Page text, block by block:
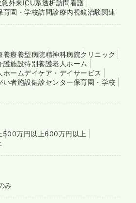
急外来ICU系透析訪問看護
育園・学校訪問診療内視鏡治験関連
養療養型病院精神科病院クリニック
護施設特別養護老人ホーム
ホームデイケア・デイサービス
い者施設健診センター保育園・学校
500万円以上600万円以上
み